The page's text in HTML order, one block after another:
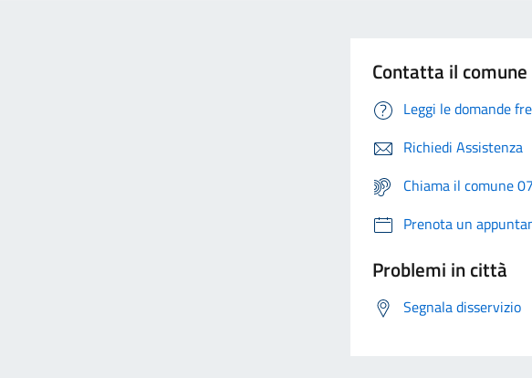
Contatta il comune
Leggi le domande
Richiedi Assistenza
Chiama il comune
Prenota un
Problemi in città
Segnala disservizio